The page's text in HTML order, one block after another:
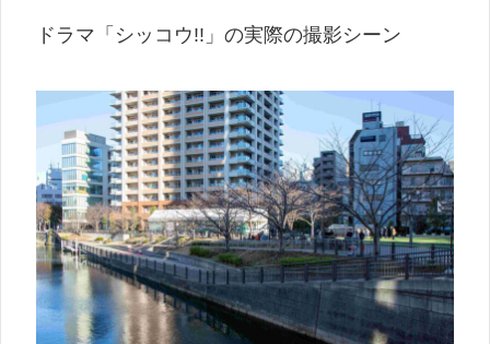
ドラマ「シッコウ!!」の実際の撮影シーン